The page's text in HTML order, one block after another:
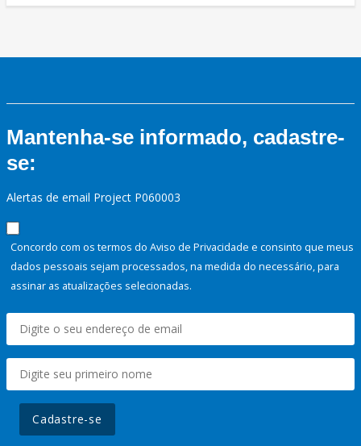
Mantenha-se informado, cadastre-
se:
Alertas de email Project P060003
Concordo com os termos do Aviso de Privacidade e consinto que meus
dados pessoais sejam processados, na medida do necessário, para
assinar as atualizações selecionadas.
Cadastre-se